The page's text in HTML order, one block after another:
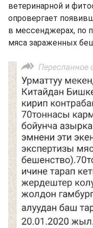
ветеринарной и
опровергает
в мессенджерах, по
мяса зараженных